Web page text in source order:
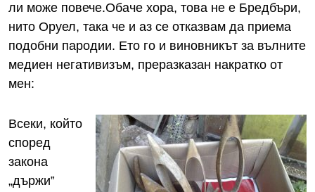
ли може повече.Обаче хора, това не е Бредбъри,
нито Оруел, така че и аз се отказвам да приема
подобни пародии. Ето го и виновникът за вълните
медиен негативизъм, преразказан накратко от
мен:
Всеки, който
според
закона
„държи‟